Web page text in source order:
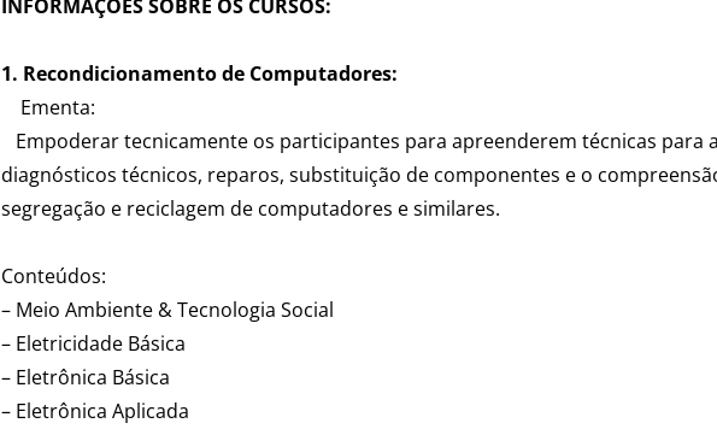
INFORMAÇÕES SOBRE OS CURSOS:
1. Recondicionamento de Computadores:
Ementa:
Empoderar tecnicamente os participantes para apreenderem técnicas para
diagnósticos técnicos, reparos, substituição de componentes e o
segregação e reciclagem de computadores e similares.
Conteúdos:
– Meio Ambiente & Tecnologia Social
– Eletricidade Básica
– Eletrônica Básica
– Eletrônica Aplicada